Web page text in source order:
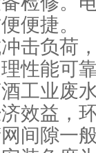
便捷。
负荷，
性能可
工业废
效益，
间隙一